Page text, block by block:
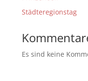
Städteregionstag
Es sind keine